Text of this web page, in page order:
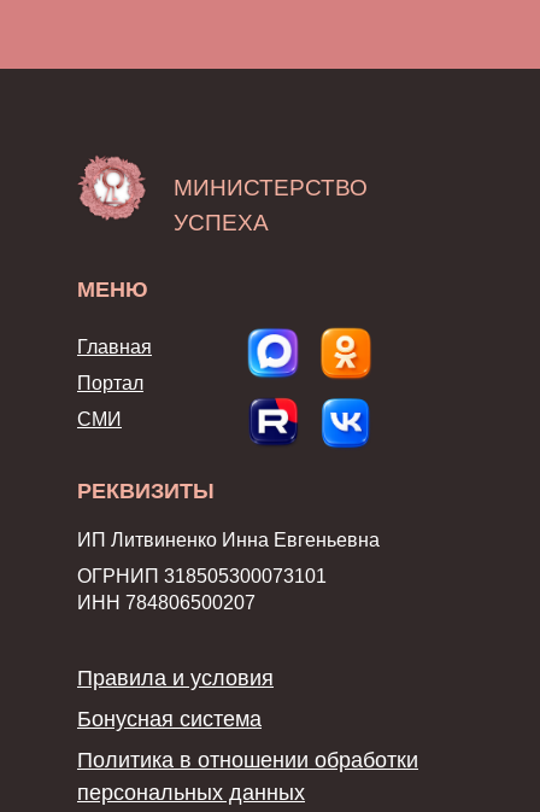
МЕНЮ
РЕКВИЗИТЫ
Политика в отношении обработки
персональных данных
Правила и условия
Бонусная система
Главная
Портал
СМИ
ИП Литвиненко Инна Евгеньевна
ОГРНИП 318505300073101
ИНН 784806500207
МИНИСТЕРСТВО
УСПЕХА